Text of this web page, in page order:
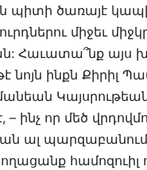
պիտի ծառայէ
միջեւ
այս
նոյն ինքն Քիրիլ
ինչ որ մեծ
ալ